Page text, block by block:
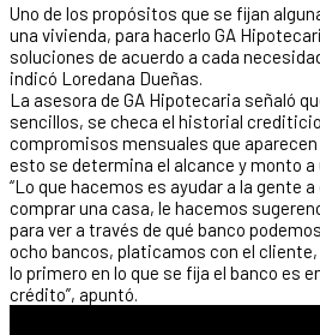
Uno de los propósitos que se fijan
una vivienda, para hacerlo GA
soluciones de acuerdo a cada
indicó Loredana Dueñas.
La asesora de GA Hipotecaria señaló
sencillos, se checa el historial
compromisos mensuales que
esto se determina el alcance y monto a
“Lo que hacemos es ayudar a la gente
comprar una casa, le hacemos
para ver a través de qué banco
ocho bancos, platicamos con el
lo primero en lo que se fija el banco es
crédito”, apuntó.